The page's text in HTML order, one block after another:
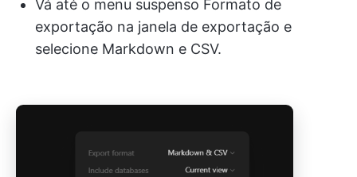
Vá até o menu suspenso Formato de
exportação na janela de exportação e
selecione Markdown e CSV.